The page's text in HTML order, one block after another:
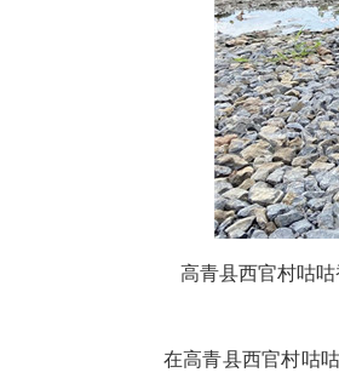
高青县西官村咕咕
在高青县西官村咕咕